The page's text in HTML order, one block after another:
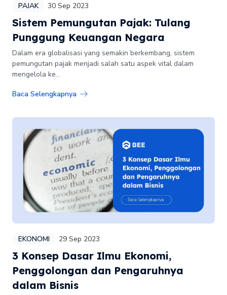
PAJAK 30 Sep 2023
Sistem Pemungutan Pajak: Tulang
Punggung Keuangan Negara
Dalam era globalisasi yang semakin berkembang, sistem
pemungutan pajak menjadi salah satu aspek vital dalam
mengelola ke...
Baca Selengkapnya
EKONOMI 29 Sep 2023
3 Konsep Dasar Ilmu Ekonomi,
Penggolongan dan Pengaruhnya
dalam Bisnis